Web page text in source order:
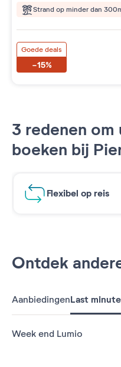
Strand op minder dan
Goede deals
-15%
3 redenen
boeken bij
Flexibel op reis
Ontdek
AanbiedingenLast minute
Week end Lumio